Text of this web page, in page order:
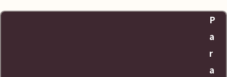
P
a
r
a